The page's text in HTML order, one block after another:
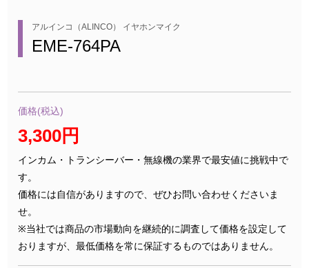
アルインコ（ALINCO） イヤホンマイク
EME-764PA
価格(税込)
3,300円
インカム・トランシーバー・無線機の業界で最安値に挑戦中で
す。
価格には自信がありますので、ぜひお問い合わせくださいま
せ。
※当社では商品の市場動向を継続的に調査して価格を設定して
おりますが、最低価格を常に保証するものではありません。